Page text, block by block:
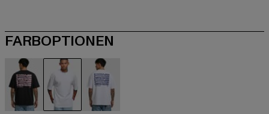
FARBOPTIONEN